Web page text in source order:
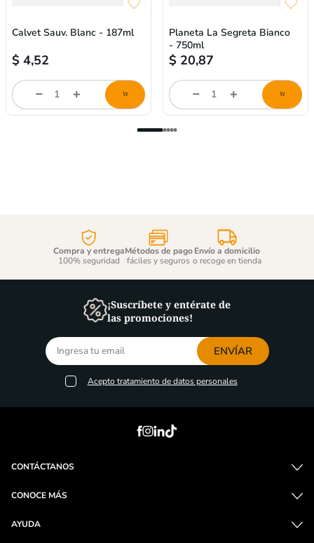
Calvet Sauv. Blanc - 187ml
$ 4,52
store/product-
list.quantityStepper.label
Planeta La Segreta Bianco
- 750ml
$ 20,87
store/product-
Compra y entrega
100% seguridad
Métodos de pago
fáciles y seguros
Envío a domicilio
o recoge en tienda
¡Suscríbete y entérate de
las promociones!
ENVÍAR
Acepto tratamiento de datos personales
CONTÁCTANOS
CONOCE MÁS
AYUDA